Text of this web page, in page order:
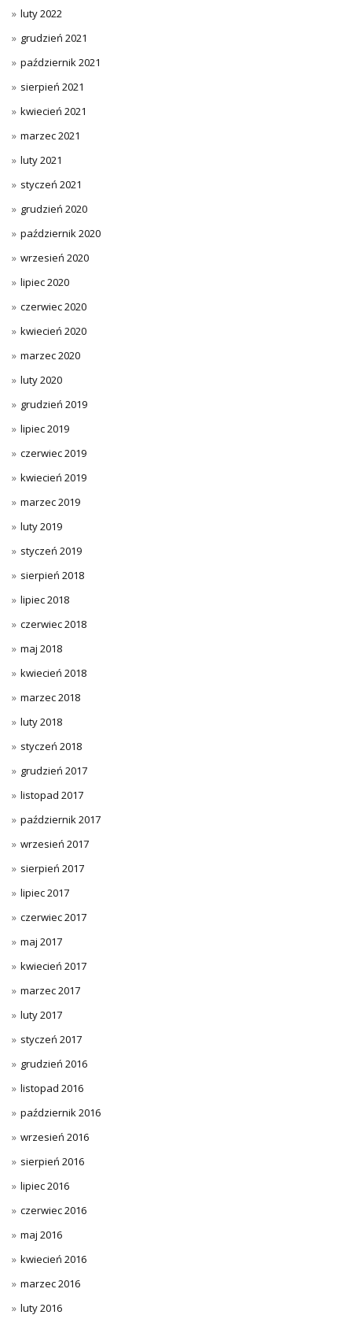
luty 2022
grudzień 2021
październik 2021
sierpień 2021
kwiecień 2021
marzec 2021
luty 2021
styczeń 2021
grudzień 2020
październik 2020
wrzesień 2020
lipiec 2020
czerwiec 2020
kwiecień 2020
marzec 2020
luty 2020
grudzień 2019
lipiec 2019
czerwiec 2019
kwiecień 2019
marzec 2019
luty 2019
styczeń 2019
sierpień 2018
lipiec 2018
czerwiec 2018
maj 2018
kwiecień 2018
marzec 2018
luty 2018
styczeń 2018
grudzień 2017
listopad 2017
październik 2017
wrzesień 2017
sierpień 2017
lipiec 2017
czerwiec 2017
maj 2017
kwiecień 2017
marzec 2017
luty 2017
styczeń 2017
grudzień 2016
listopad 2016
październik 2016
wrzesień 2016
sierpień 2016
lipiec 2016
czerwiec 2016
maj 2016
kwiecień 2016
marzec 2016
luty 2016